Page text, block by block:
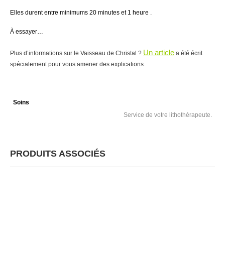
Elles durent entre minimums 20 minutes et 1 heure .
À essayer…
Plus d’informations sur le Vaisseau de Christal ? Un article a été écrit
spécialement pour vous amener des explications.
Soins
Service de votre lithothérapeute.
PRODUITS ASSOCIÉS